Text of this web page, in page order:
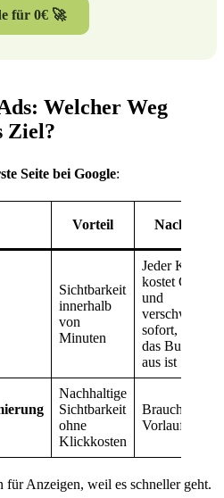
für 0€ 🚀
Welcher Weg
Ziel?
Seite bei Google:
Vorteil Nachteil
Sichtbarkeit
innerhalb
von
Minuten
Jeder Klick
kostet Geld
und
verschwindet
sofort, wenn
das Budget
aus ist
Nachhaltige
Sichtbarkeit
ohne
Klickkosten
Braucht
Vorlaufzeit
für Anzeigen, weil es schneller geht.